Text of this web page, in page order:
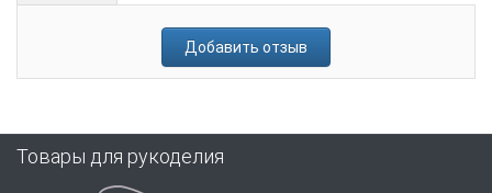
Добавить отзыв
Товары для рукоделия